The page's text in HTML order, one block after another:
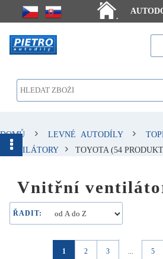
.
DOMŮ LEVNÉ AUTODÍLY
VENTILÁTORY
TOYOTA (54
Vnitřní
ŘADIT:
1 2 3 ... 5